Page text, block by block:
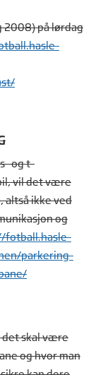
2008) på lørdag
og t-
vil det være
altså ikke ved
og
fotball.hasle-
parkering-
det skal være
og hvor man